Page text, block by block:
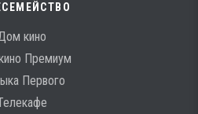
кино
Премиум
Первого